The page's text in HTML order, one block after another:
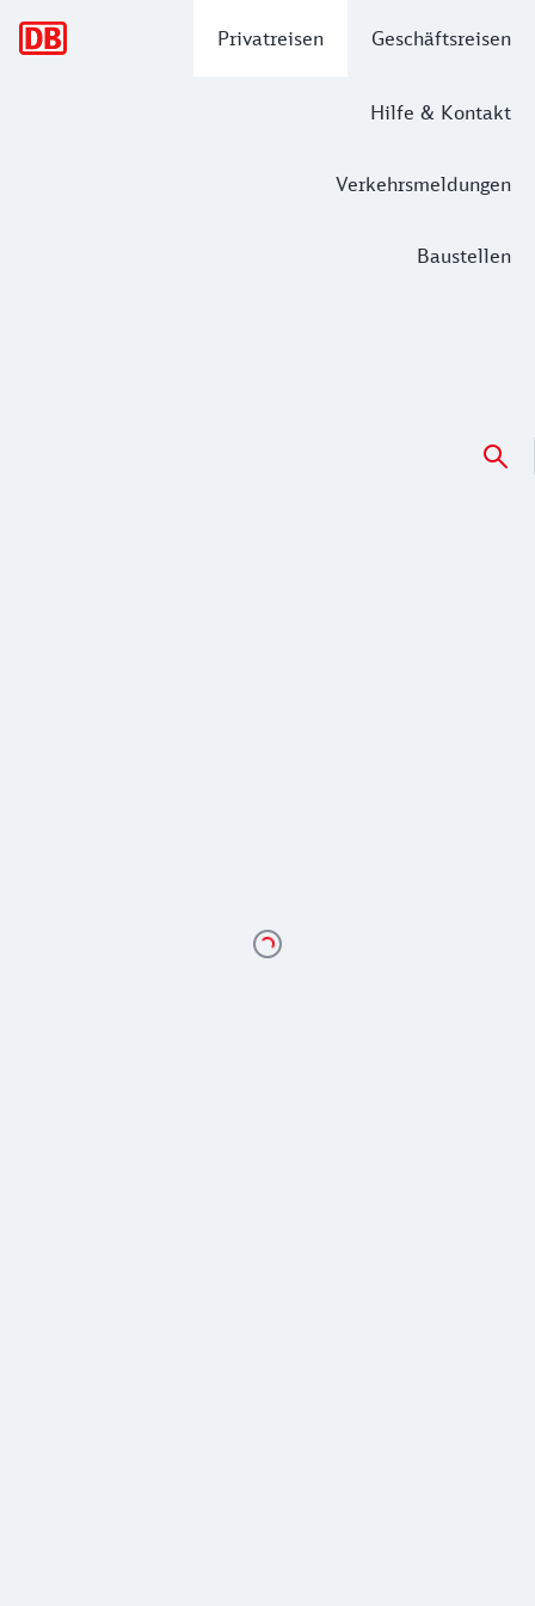
Privatreisen Geschäftsreisen
Hilfe & Kontakt
Verkehrsmeldungen
Baustellen